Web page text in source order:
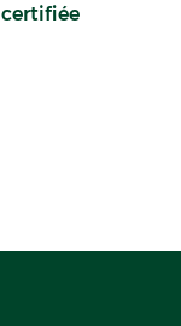
certifiée